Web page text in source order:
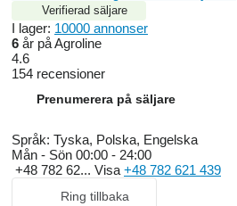
Verifierad säljare
I lager: 10000 annonser
6 år på Agroline
4.6
154 recensioner
Prenumerera på säljare
Språk: Tyska, Polska, Engelska
Mån - Sön 00:00 - 24:00
+48 782 62... Visa +48 782 621 439
Ring tillbaka